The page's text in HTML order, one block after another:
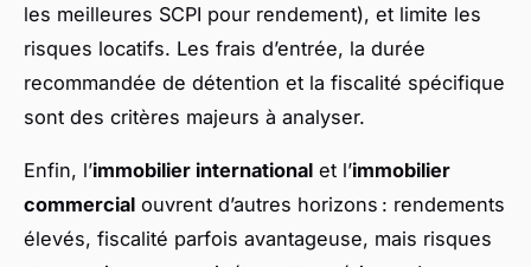
les meilleures SCPI pour rendement), et limite les
risques locatifs. Les frais d’entrée, la durée
recommandée de détention et la fiscalité spécifique
sont des critères majeurs à analyser.
Enfin, l’immobilier international et l’immobilier
commercial ouvrent d’autres horizons : rendements
élevés, fiscalité parfois avantageuse, mais risques